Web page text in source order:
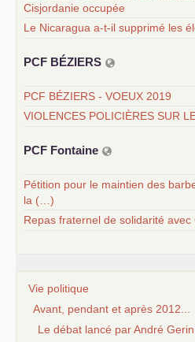
Cisjordanie occupée
Le Nicaragua a-t-il supprimé les
PCF BÉZIERS
PCF BÉZIERS - VOEUX 2019
VIOLENCES POLICIÈRES SUR
PCF Fontaine
Pétition pour le maintien des
la (…)
Repas fraternel de solidarité avec
Vie politique
Avant, pendant et après 2012...
Le débat lancé par André Gerin